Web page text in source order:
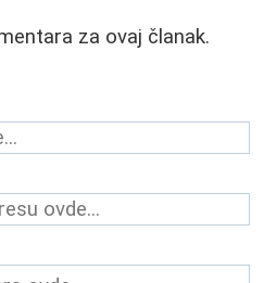
za ovaj članak.